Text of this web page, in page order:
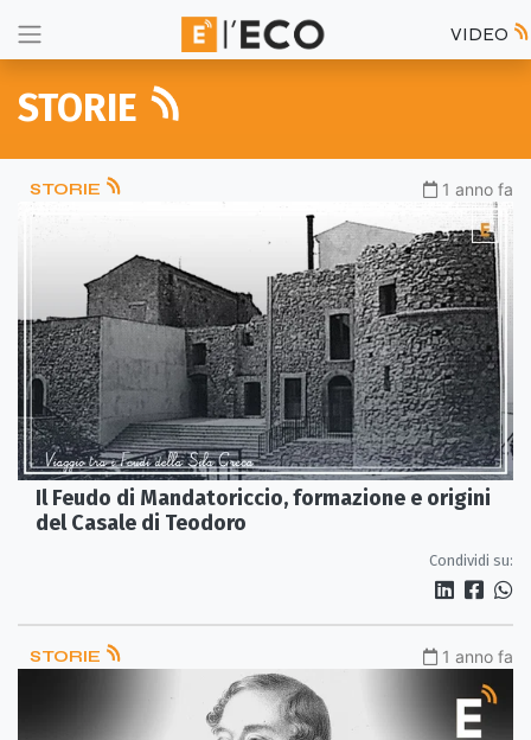
VIDEO
STORIE
STORIE 1 anno fa
Il Feudo di Mandatoriccio, formazione e origini
del Casale di Teodoro
Condividi su:
STORIE 1 anno fa